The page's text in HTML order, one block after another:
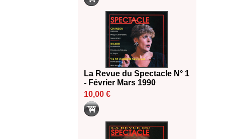
La Revue du Spectacle N° 1
- Février Mars 1990
10,00 €